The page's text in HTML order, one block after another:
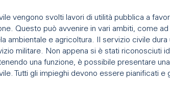
vengono svolti lavori di utilità pubblica a
Questo può avvenire in vari ambiti, come
ambientale e agricoltura. Il servizio civile dura
militare. Non appena si è stati riconosciuti
una funzione, è possibile presentare una
Tutti gli impieghi devono essere pianificati e